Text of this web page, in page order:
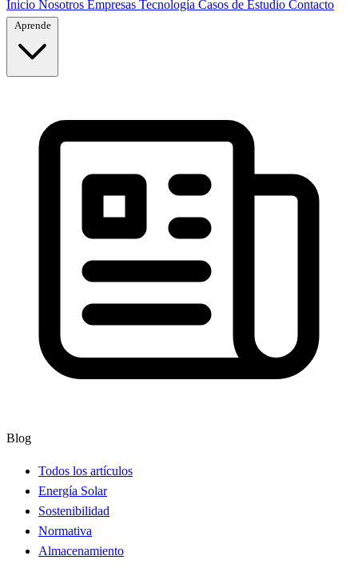
Inicio Nosotros Empresas Tecnología Casos de Estudio Contacto
Aprende
Blog
Todos los artículos
Energía Solar
Sostenibilidad
Normativa
Almacenamiento